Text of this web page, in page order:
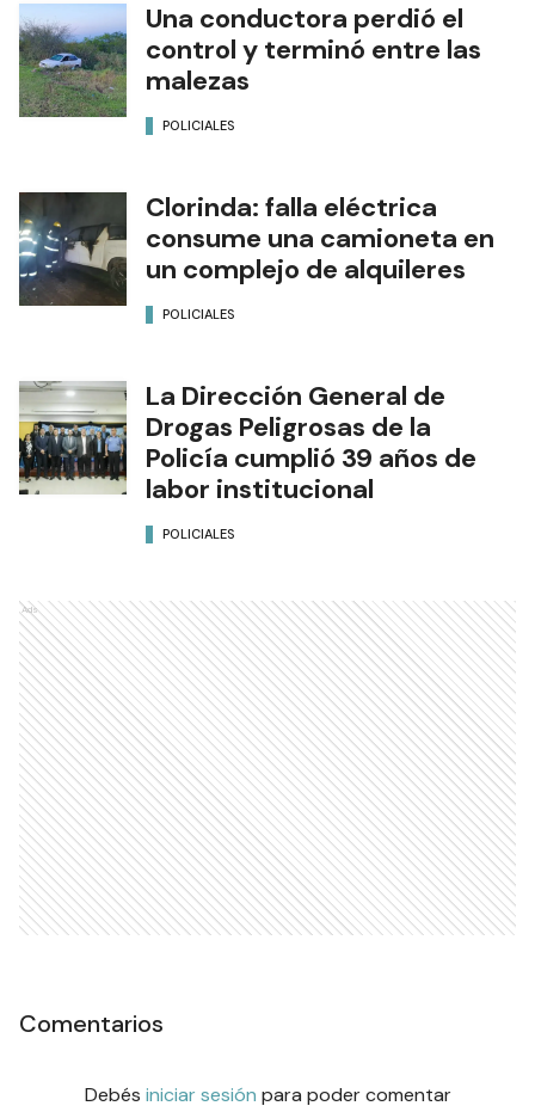
Una conductora perdió el
control y terminó entre las
malezas
POLICIALES
Clorinda: falla eléctrica
consume una camioneta en
un complejo de alquileres
POLICIALES
La Dirección General de
Drogas Peligrosas de la
Policía cumplió 39 años de
labor institucional
POLICIALES
Ads
Comentarios
Debés iniciar sesión para poder comentar